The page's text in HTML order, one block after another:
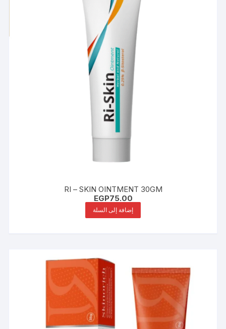
RI – SKIN OINTMENT 30GM
EGP75.00
إضافة إلى السلة